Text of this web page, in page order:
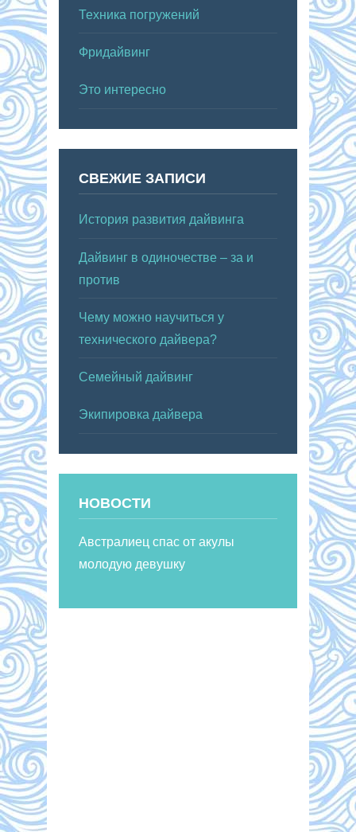
Техника погружений
Фридайвинг
Это интересно
СВЕЖИЕ ЗАПИСИ
История развития дайвинга
Дайвинг в одиночестве – за и
против
Чему можно научиться у
технического дайвера?
Семейный дайвинг
Экипировка дайвера
НОВОСТИ
Австралиец спас от акулы
молодую девушку